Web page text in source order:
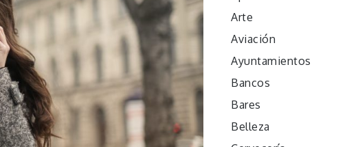
Arte
Aviación
Ayuntamientos
Bancos
Bares
Belleza